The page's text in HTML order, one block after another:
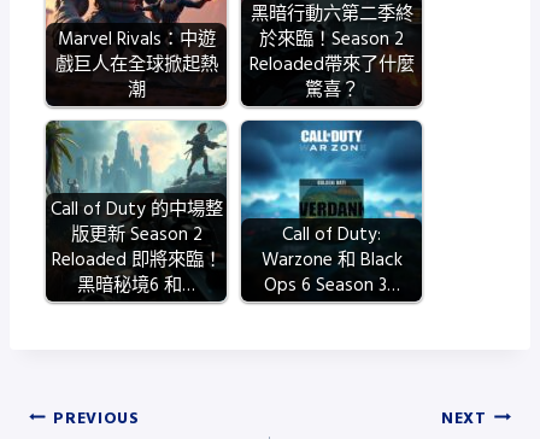
Marvel Rivals：中遊
戲巨人在全球掀起熱
潮
黑暗行動六第二季終
於來臨！Season 2
Reloaded帶來了什麼
驚喜？
Call of Duty 的中場整
版更新 Season 2
Reloaded 即將來臨！
黑暗秘境6 和…
Call of Duty:
Warzone 和 Black
Ops 6 Season 3…
文PREVIOUS NEXT